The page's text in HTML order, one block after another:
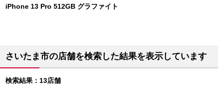
iPhone 13 Pro 512GB グラファイト
さいたま市の店舗を検索した結果を表示しています
検索結果：13店舗